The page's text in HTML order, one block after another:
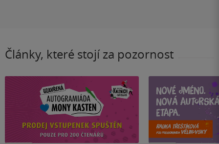
Články, které stojí za pozornost